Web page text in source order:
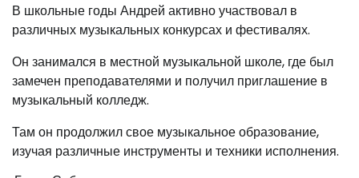
В школьные годы Андрей активно участвовал в
различных музыкальных конкурсах и фестивалях.
Он занимался в местной музыкальной школе, где был
замечен преподавателями и получил приглашение в
музыкальный колледж.
Там он продолжил свое музыкальное образование,
изучая различные инструменты и техники исполнения.